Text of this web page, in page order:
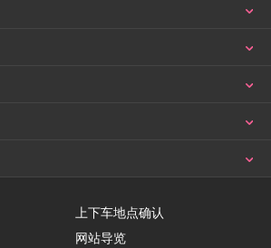
上下车地点确认
网站导览